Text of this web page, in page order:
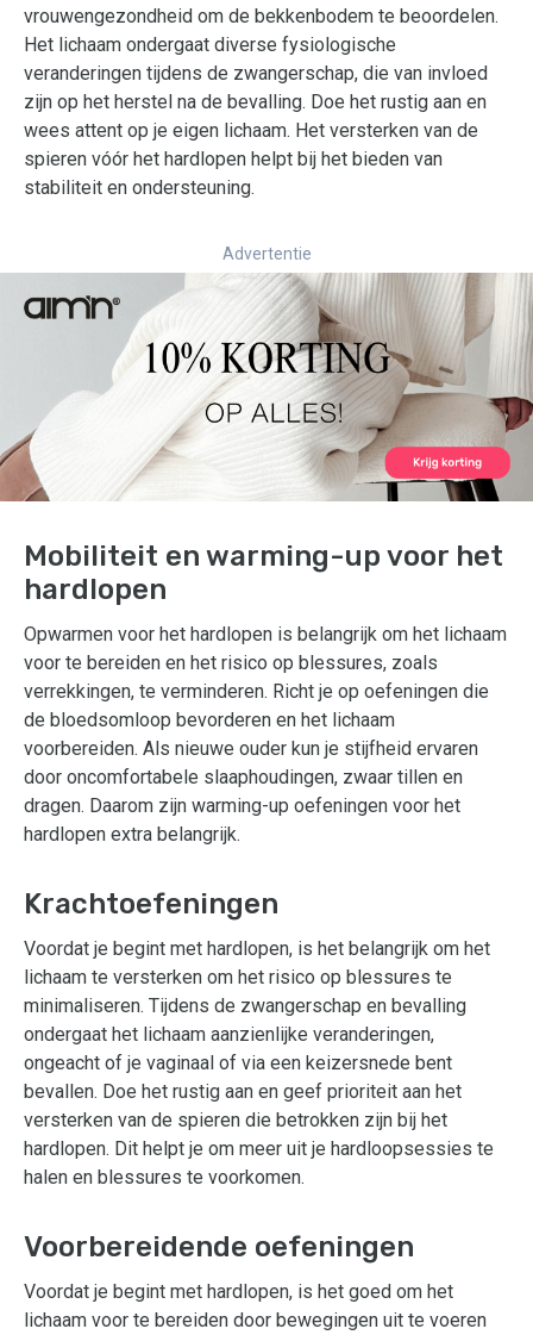
vrouwengezondheid om de bekkenbodem te beoordelen.
Het lichaam ondergaat diverse fysiologische
veranderingen tijdens de zwangerschap, die van invloed
zijn op het herstel na de bevalling. Doe het rustig aan en
wees attent op je eigen lichaam. Het versterken van de
spieren vóór het hardlopen helpt bij het bieden van
stabiliteit en ondersteuning.
Advertentie
Mobiliteit en warming-up voor het
hardlopen
Opwarmen voor het hardlopen is belangrijk om het lichaam
voor te bereiden en het risico op blessures, zoals
verrekkingen, te verminderen. Richt je op oefeningen die
de bloedsomloop bevorderen en het lichaam
voorbereiden. Als nieuwe ouder kun je stijfheid ervaren
door oncomfortabele slaaphoudingen, zwaar tillen en
dragen. Daarom zijn warming-up oefeningen voor het
hardlopen extra belangrijk.
Krachtoefeningen
Voordat je begint met hardlopen, is het belangrijk om het
lichaam te versterken om het risico op blessures te
minimaliseren. Tijdens de zwangerschap en bevalling
ondergaat het lichaam aanzienlijke veranderingen,
ongeacht of je vaginaal of via een keizersnede bent
bevallen. Doe het rustig aan en geef prioriteit aan het
versterken van de spieren die betrokken zijn bij het
hardlopen. Dit helpt je om meer uit je hardloopsessies te
halen en blessures te voorkomen.
Voorbereidende oefeningen
Voordat je begint met hardlopen, is het goed om het
lichaam voor te bereiden door bewegingen uit te voeren